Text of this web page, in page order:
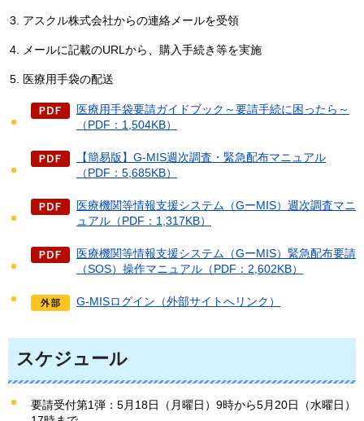
アスクル株式会社からの連絡メールを受領
メールに記載のURLから、購入手続き等を実施
医療用手袋の配送
医療用手袋要請ガイドブック～要請手続に困ったら～
（PDF：1,504KB）
【簡易版】G-MIS週次調査・緊急配布マニュアル
（PDF：5,685KB）
医療機関等情報支援システム（GーMIS）週次調査マニ
ュアル（PDF：1,317KB）
医療機関等情報支援システム（GーMIS）緊急配布要請
（SOS）操作マニュアル（PDF：2,602KB）
G-MISログイン（外部サイトへリンク）
スケジュール
要請受付第1弾：5月18日（月曜日）9時から5月20日（水曜日）